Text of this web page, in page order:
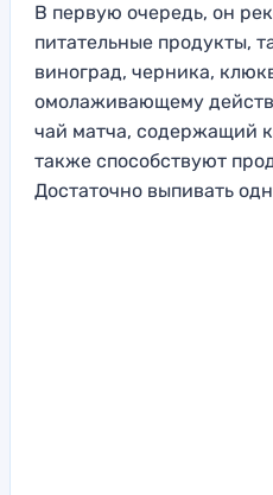
В первую очередь, он
питательные продукты,
виноград, черника,
омолаживающему
чай матча, содержащий
также способствуют
Достаточно выпивать